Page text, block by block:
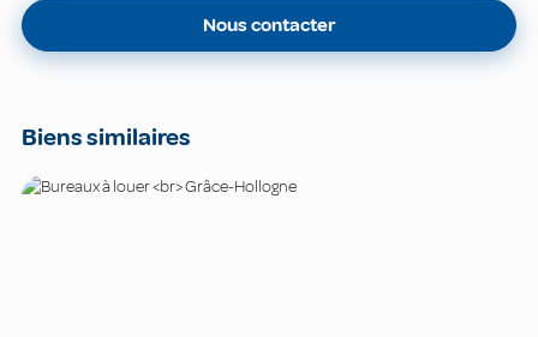
Nous contacter
Biens similaires